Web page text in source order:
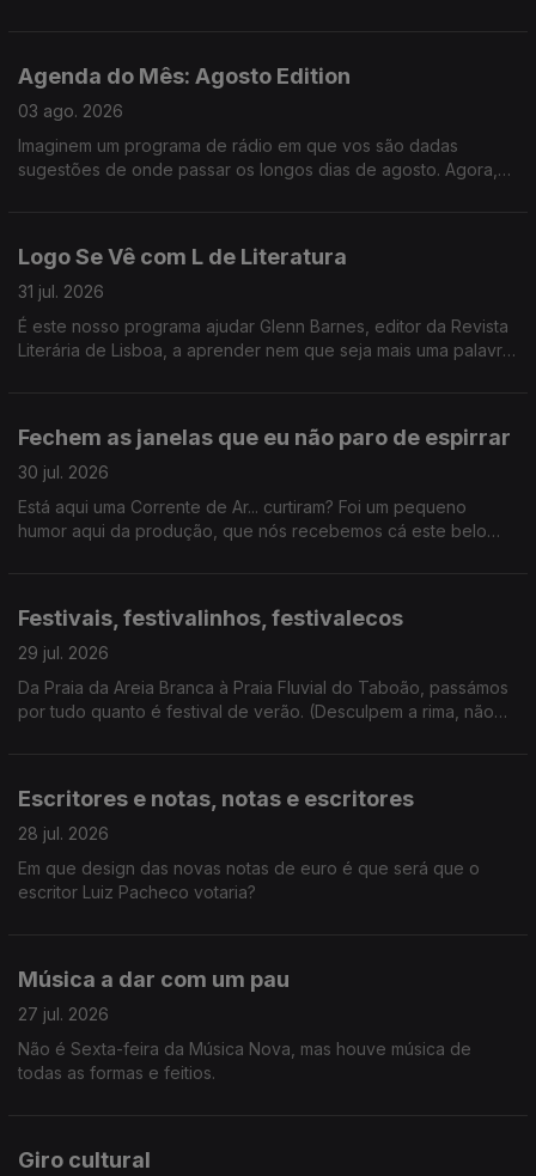
assombro".
Agenda do Mês: Agosto Edition
03 ago. 2026
Imaginem um programa de rádio em que vos são dadas
sugestões de onde passar os longos dias de agosto. Agora,
feira: cinema ao ar livre, exposição de LEGO na Cordoaria
Nacional, roteiro pelas praias da Costa Vicentina, e bilhetes
para o Vagos Metal Fest e para o Bons Sons.
Logo Se Vê com L de Literatura
31 jul. 2026
É este nosso programa ajudar Glenn Barnes, editor da Revista
Literária de Lisboa, a aprender nem que seja mais uma palavra
falássemos hoje.
Fechem as janelas que eu não paro de espirrar
30 jul. 2026
Está aqui uma Corrente de Ar... curtiram? Foi um pequeno
humor aqui da produção, que nós recebemos cá este belo
Festivais, festivalinhos, festivalecos
29 jul. 2026
Da Praia da Areia Branca à Praia Fluvial do Taboão, passámos
por tudo quanto é festival de verão. (Desculpem a rima, não
Escritores e notas, notas e escritores
28 jul. 2026
Em que design das novas notas de euro é que será que o
escritor Luiz Pacheco votaria?
Música a dar com um pau
27 jul. 2026
Não é Sexta-feira da Música Nova, mas houve música de
todas as formas e feitios.
Giro cultural